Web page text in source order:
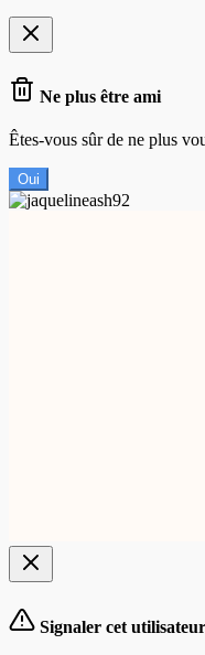
Ne plus être ami
Êtes-vous sûr de ne plus
Oui
Signaler cet utilisateur